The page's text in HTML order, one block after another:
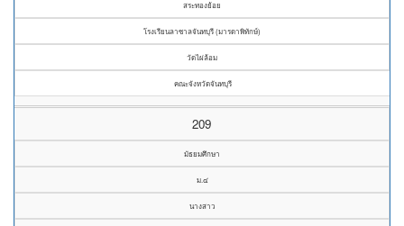
สระทองย้อย
โรงเรียนลาซาลจันทบุรี (มารดาพิทักษ์)
วัดไผ่ล้อม
คณะจังหวัดจันทบุรี
209
มัธยมศึกษา
ม.๔
นางสาว